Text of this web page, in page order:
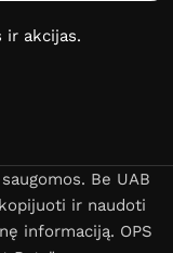
ir akcijas.
Be UAB
ir naudoti
informaciją. OPS